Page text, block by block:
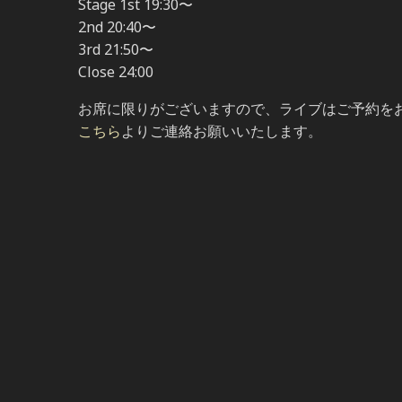
Stage 1st 19:30〜
2nd 20:40〜
3rd 21:50〜
Close 24:00
お席に限りがございますので、ライブはご予約を
こちらよりご連絡お願いいたします。